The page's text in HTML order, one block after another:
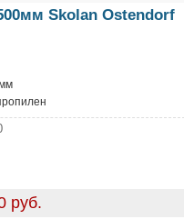
Skolan Ostendorf
руб.